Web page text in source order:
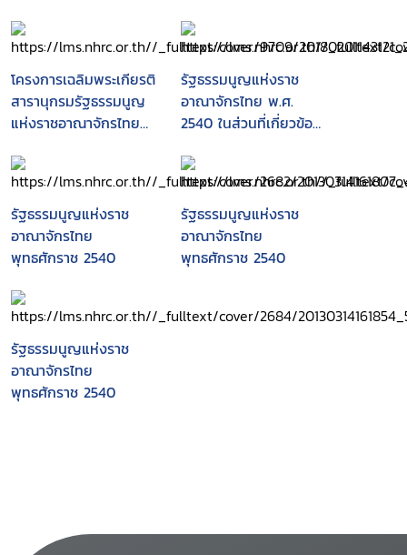
เรื่อง 5, สิ่งแวดล้อมใน
รัฐธรรมนูญ
องค์กรอิสระตาม
รัฐธรรมนูญ เรื่อง 3,
คณะกรรมการสิทธิมนุษย
ชนแห่งชาติ
โครงการเฉลิมพระเกียรติ
สารานุกรมรัฐธรรมนูญ
แห่งราชอาณาจักรไทย
นิทัศน์ อภิธานศัพท์และ
ดัชนีคำ
รัฐธรรมนูญแห่งราช
อาณาจักรไทย พ.ศ.
2540 ในส่วนที่เกี่ยวข้อง
รัฐธรรมนูญแห่งราช
อาณาจักรไทย
พุทธศักราช 2540
รัฐธรรมนูญแห่งราช
อาณาจักรไทย
พุทธศักราช 2540
รัฐธรรมนูญแห่งราช
อาณาจักรไทย
พุทธศักราช 2540